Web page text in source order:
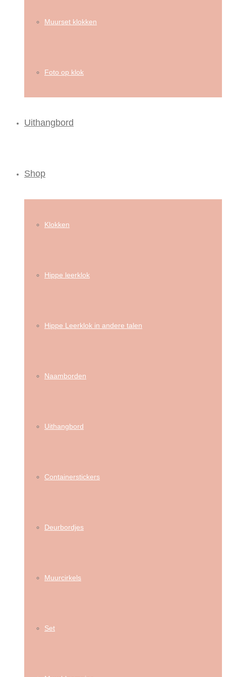
Muurset klokken
Foto op klok
Uithangbord
Shop
Klokken
Hippe leerklok
Hippe Leerklok in andere talen
Naamborden
Uithangbord
Containerstickers
Deurbordjes
Muurcirkels
Set